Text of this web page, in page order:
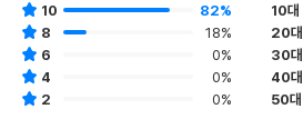
10
82%
8
18%
6
0%
4
0%
2
0%
10대
20대
30대
40대
50대